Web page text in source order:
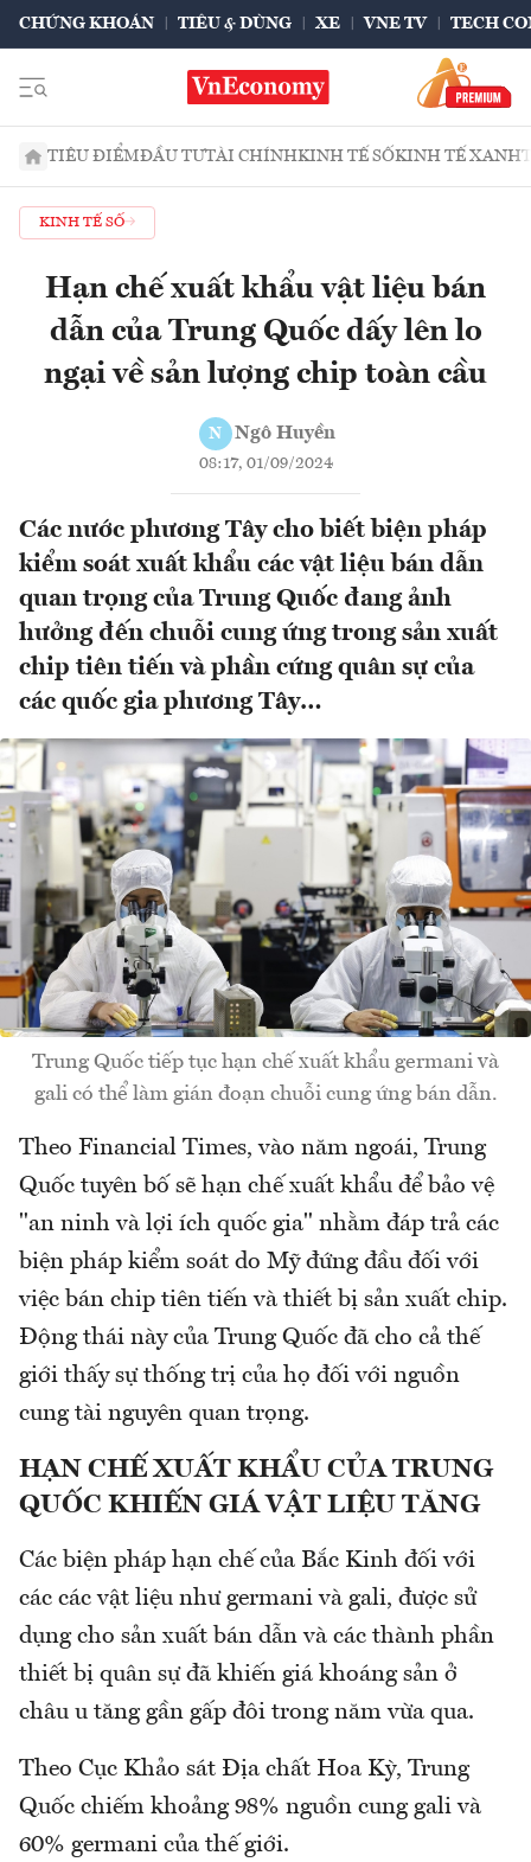
CHỨNG KHOÁN TIÊU & DÙNG XE VNE TV TECH
TIÊU ĐIỂMĐẦU TƯTÀI CHÍNHKINH TẾ SỐKINH TẾ XANH
KINH TẾ SỐ
Hạn chế xuất khẩu vật liệu bán
dẫn của Trung Quốc dấy lên lo
ngại về sản lượng chip toàn cầu
N Ngô Huyền
08:17, 01/09/2024
Các nước phương Tây cho biết biện pháp
kiểm soát xuất khẩu các vật liệu bán dẫn
quan trọng của Trung Quốc đang ảnh
hưởng đến chuỗi cung ứng trong sản xuất
chip tiên tiến và phần cứng quân sự của
các quốc gia phương Tây…
Trung Quốc tiếp tục hạn chế xuất khẩu germani và
gali có thể làm gián đoạn chuỗi cung ứng bán dẫn.
Theo Financial Times, vào năm ngoái, Trung
Quốc tuyên bố sẽ hạn chế xuất khẩu để bảo vệ
"an ninh và lợi ích quốc gia" nhằm đáp trả các
biện pháp kiểm soát do Mỹ đứng đầu đối với
việc bán chip tiên tiến và thiết bị sản xuất chip.
Động thái này của Trung Quốc đã cho cả thế
giới thấy sự thống trị của họ đối với nguồn
cung tài nguyên quan trọng.
HẠN CHẾ XUẤT KHẨU CỦA TRUNG
QUỐC KHIẾN GIÁ VẬT LIỆU TĂNG
Các biện pháp hạn chế của Bắc Kinh đối với
các các vật liệu như germani và gali, được sử
dụng cho sản xuất bán dẫn và các thành phần
thiết bị quân sự đã khiến giá khoáng sản ở
châu u tăng gần gấp đôi trong năm vừa qua.
Theo Cục Khảo sát Địa chất Hoa Kỳ, Trung
Quốc chiếm khoảng 98% nguồn cung gali và
60% germani của thế giới.